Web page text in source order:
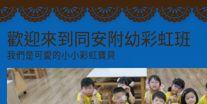
歡迎來到同安附幼彩虹班
我們是可愛的小小彩虹寶貝